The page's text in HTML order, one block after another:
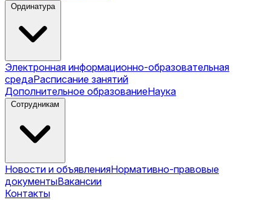
Ординатура
Электронная информационно-образовательная
средаРасписание занятий
Дополнительное образованиеНаука
Сотрудникам
Новости и объявленияНормативно-правовые
документыВакансии
Контакты